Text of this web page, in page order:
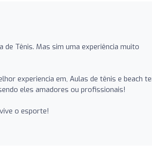
Tênis. Mas sim uma experiência muito
experiencia em, Aulas de tênis e beach
eles amadores ou profissionais!
o esporte!